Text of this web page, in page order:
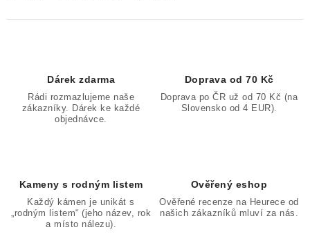
Dárek zdarma
Rádi rozmazlujeme naše
zákazníky. Dárek ke každé
objednávce.
Doprava od 70 Kč
Doprava po ČR už od 70 Kč (na
Slovensko od 4 EUR).
Kameny s rodným listem
Každý kámen je unikát s
„rodným listem“ (jeho název, rok
a místo nálezu).
Ověřený eshop
Ověřené recenze na Heurece od
našich zákazníků mluví za nás.